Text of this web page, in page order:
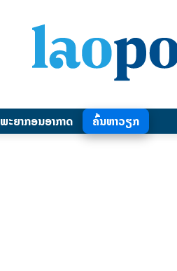
ພະຍາກອນອາກາດ ຄົ້ນຫາວຽກ